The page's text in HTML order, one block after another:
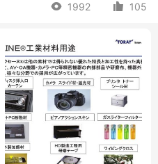
1992 105